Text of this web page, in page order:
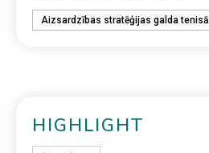
Aizsardzības stratēģijas galda tenisā
HIGHLIGHT